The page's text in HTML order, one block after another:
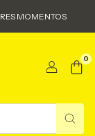
MOMENTOS
0